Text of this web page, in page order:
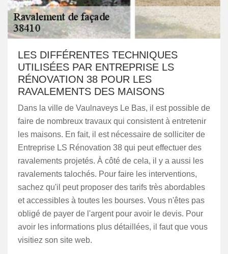
LES DIFFÉRENTES TECHNIQUES
UTILISÉES PAR ENTREPRISE LS
RÉNOVATION 38 POUR LES
RAVALEMENTS DES MAISONS
Dans la ville de Vaulnaveys Le Bas, il est possible de
faire de nombreux travaux qui consistent à entretenir
les maisons. En fait, il est nécessaire de solliciter de
Entreprise LS Rénovation 38 qui peut effectuer des
ravalements projetés. À côté de cela, il y a aussi les
ravalements talochés. Pour faire les interventions,
sachez qu'il peut proposer des tarifs très abordables
et accessibles à toutes les bourses. Vous n'êtes pas
obligé de payer de l'argent pour avoir le devis. Pour
avoir les informations plus détaillées, il faut que vous
visitiez son site web.